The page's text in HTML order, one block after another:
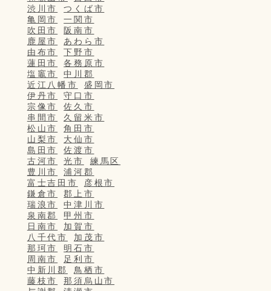
渋川市
つくば市
亀岡市
一関市
吹田市
阪南市
鹿屋市
あわら市
由布市
下野市
蓮田市
各務原市
塩竈市
中川郡
近江八幡市
盛岡市
伊丹市
守口市
宗像市
佐久市
串間市
久留米市
松山市
角田市
山梨市
大仙市
島田市
佐渡市
古河市
光市
練馬区
豊川市
浦河郡
富士吉田市
彦根市
鎌倉市
郡上市
瑞浪市
中津川市
泉南郡
甲州市
日南市
加賀市
八千代市
加茂市
那珂市
明石市
周南市
足利市
中新川郡
鳥栖市
藤枝市
那須烏山市